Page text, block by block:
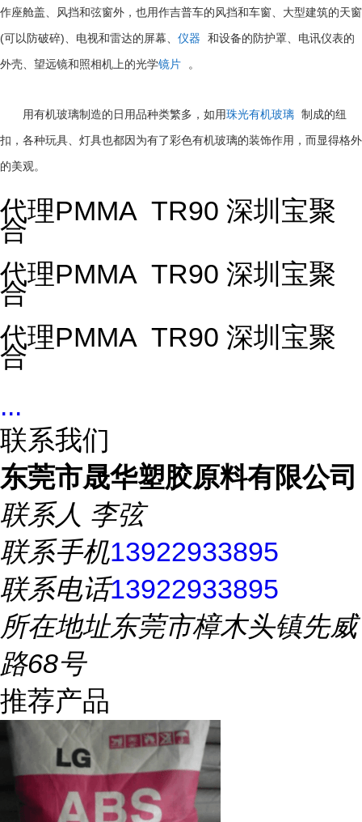
作座舱盖、风挡和弦窗外，也用作吉普车的风挡和车窗、大型建筑的天窗
(可以防破碎)、电视和雷达的屏幕、 仪器 和设备的防护罩、电讯仪表的
外壳、望远镜和照相机上的光学镜片 。
用有机玻璃制造的日用品种类繁多，如用珠光有机玻璃 制成的纽
扣，各种玩具、灯具也都因为有了彩色有机玻璃的装饰作用，而显得格外
的美观。
代理PMMA TR90 深圳宝聚
合
代理PMMA TR90 深圳宝聚
合
代理PMMA TR90 深圳宝聚
合
...
联系我们
东莞市晟华塑胶原料有限公司
联系人 李弦
联系手机13922933895
联系电话13922933895
所在地址东莞市樟木头镇先威
路68号
推荐产品